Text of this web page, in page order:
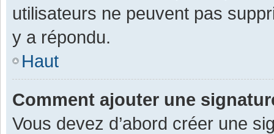
utilisateurs ne peuvent pas
y a répondu.
Haut
Comment ajouter une
Vous devez d’abord créer une